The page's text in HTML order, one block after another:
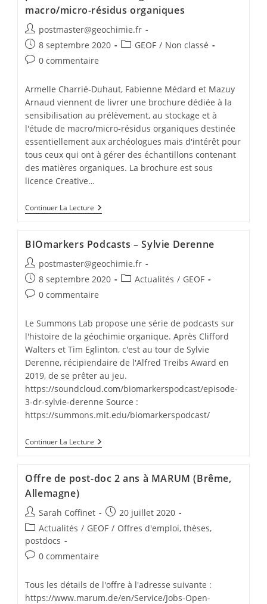
macro/micro-résidus organiques
postmaster@geochimie.fr
8 septembre 2020
GEOF / Non classé
0 commentaire
Armelle Charrié-Duhaut, Fabienne Médard et Mazuy
Arnaud viennent de livrer une brochure dédiée à la
sensibilisation au prélèvement, au stockage et à
l'étude de macro/micro-résidus organiques destinée
essentiellement aux archéologues mais d'intérêt pour
tous ceux qui ont à gérer des échantillons contenant
des matières organiques. La brochure est sous
licence Creative…
Continuer La Lecture
BIOmarkers Podcasts – Sylvie Derenne
postmaster@geochimie.fr
8 septembre 2020
Actualités / GEOF
0 commentaire
Le Summons Lab propose une série de podcasts sur
l'histoire de la géochimie organique. Après Clifford
Walters et Tim Eglinton, c'est au tour de Sylvie
Derenne, récipiendaire de l'Alfred Treibs Award en
2019, de se prêter au jeu.
https://soundcloud.com/biomarkerspodcast/episode-
3-dr-sylvie-derenne Source :
https://summons.mit.edu/biomarkerspodcast/
Continuer La Lecture
Offre de post-doc 2 ans à MARUM (Brême,
Allemagne)
Sarah Coffinet
20 juillet 2020
Actualités / GEOF / Offres d'emploi, thèses,
postdocs
0 commentaire
Tous les détails de l'offre à l'adresse suivante :
https://www.marum.de/en/Service/Jobs-Open-